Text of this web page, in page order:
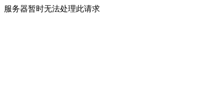
服务器暂时无法处理此请求